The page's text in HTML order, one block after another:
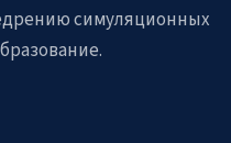
симуляционных